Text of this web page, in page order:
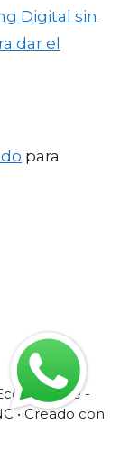
Digital sin
dar el
para
-
• Creado con